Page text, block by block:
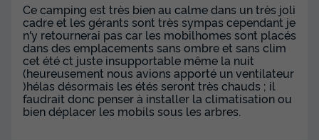
Ce camping est très bien au calme dans un très joli
cadre et les gérants sont très sympas cependant je
n'y retournerai pas car les mobilhomes sont placés
dans des emplacements sans ombre et sans clim
cet été ct juste insupportable même la nuit
(heureusement nous avions apporté un ventilateur
)hélas désormais les étés seront très chauds ; il
faudrait donc penser à installer la climatisation ou
bien déplacer les mobils sous les arbres.